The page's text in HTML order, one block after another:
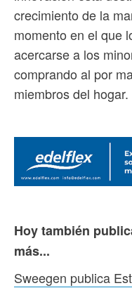
crecimiento de la
momento en el que
acercarse a los
comprando al por
miembros del hogar.
Hoy también
más...
Sweegen publica